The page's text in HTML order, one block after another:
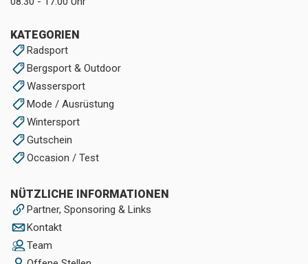
KATEGORIEN
Radsport
Bergsport & Outdoor
Wassersport
Mode / Ausrüstung
Wintersport
Gutschein
Occasion / Test
NÜTZLICHE INFORMATIONEN
Partner, Sponsoring & Links
Kontakt
Team